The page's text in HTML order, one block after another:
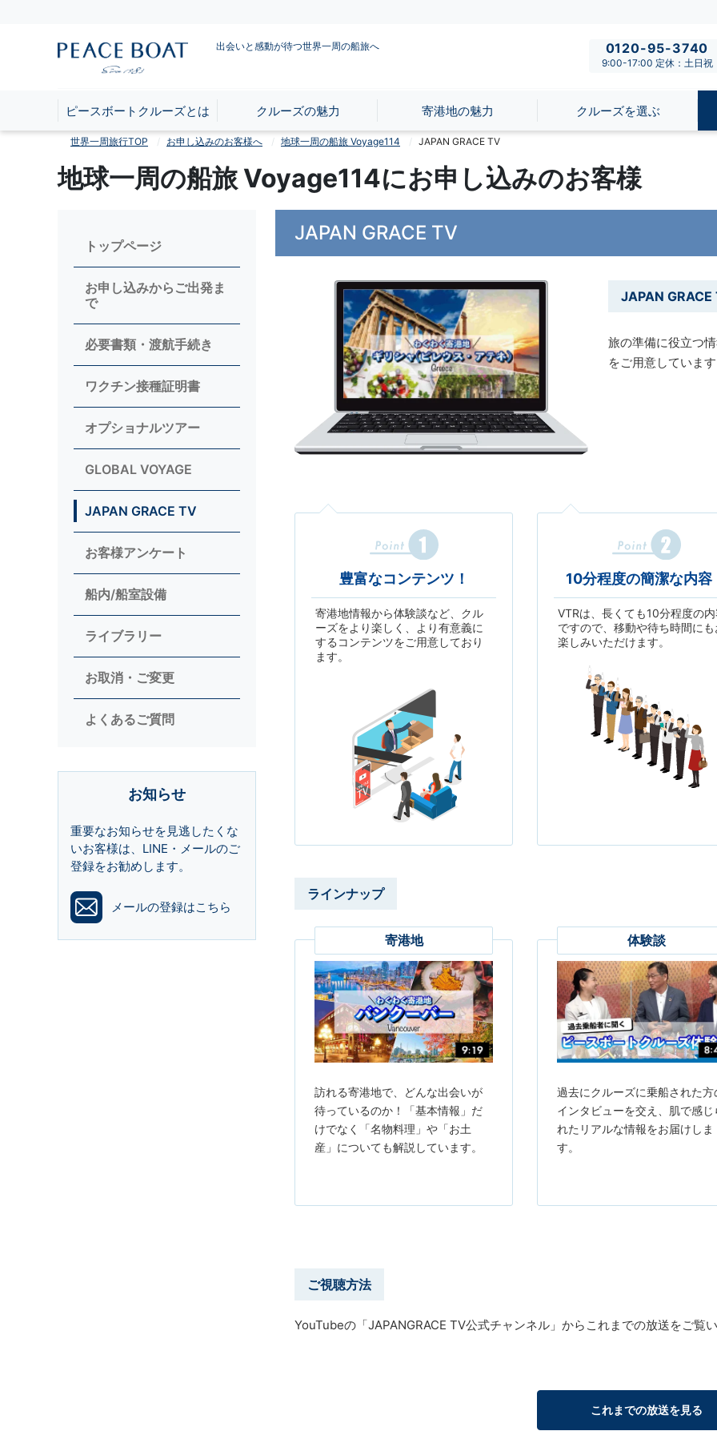
出会いと感動が待つ世界一周の船旅へ 0120-95-3740
9:00-17:00 定休：土日祝
ピースボートクルーズとは クルーズの魅力 寄港地の魅力 クルーズを選ぶ
世界一周旅行TOP お申し込みのお客様へ 地球一周の船旅 Voyage114 JAPAN GRACE TV
地球一周の船旅 Voyage114にお申し込みのお客様
トップページ
お申し込みからご出発ま
で
必要書類・渡航手続き
ワクチン接種証明書
オプショナルツアー
GLOBAL VOYAGE
JAPAN GRACE TV
お客様アンケート
船内/船室設備
ライブラリー
お取消・ご変更
よくあるご質問
お知らせ
重要なお知らせを見逃したくな
いお客様は、LINE・メールのご
登録をお勧めします。
メールの登録はこちら
JAPAN GRACE TV
JAPAN GRACE
旅の準備に役立つ
をご用意していま
豊富なコンテンツ！
寄港地情報から体験談など、クル
ーズをより楽しく、より有意義に
するコンテンツをご用意しており
ます。
10分程度の簡潔な内容
VTRは、長くても10分程度の
ですので、移動や待ち時間に
楽しみいただけます。
ラインナップ
寄港地
訪れる寄港地で、どんな出会いが
待っているのか！「基本情報」だ
けでなく「名物料理」や「お土
産」についても解説しています。
体験談
過去にクルーズに乗船された方
インタビューを交え、肌で感じ
れたリアルな情報をお届けしま
す。
ご視聴方法
YouTubeの「JAPANGRACE TV公式チャンネル」からこれまでの放送をご覧
これまでの放送を見る